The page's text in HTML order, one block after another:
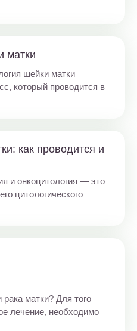
матки
шейки матки
который проводится в
как проводится и
и онкоцитология — это
цитологического
матки? Для того
лечение, необходимо